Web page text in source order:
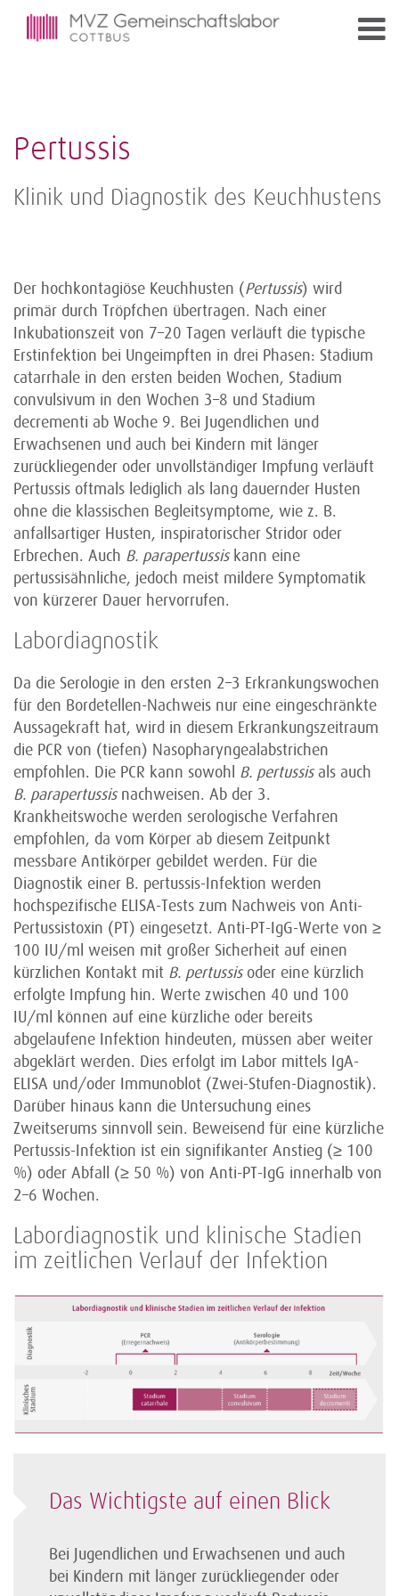
Pertussis
Klinik und Diagnostik des Keuchhustens
Der hochkontagiöse Keuchhusten (Pertussis) wird
primär durch Tröpfchen übertragen. Nach einer
Inkubationszeit von 7–20 Tagen verläuft die typische
Erstinfektion bei Ungeimpften in drei Phasen: Stadium
catarrhale in den ersten beiden Wochen, Stadium
convulsivum in den Wochen 3–8 und Stadium
decrementi ab Woche 9. Bei Jugendlichen und
Erwachsenen und auch bei Kindern mit länger
zurückliegender oder unvollständiger Impfung verläuft
Pertussis oftmals lediglich als lang dauernder Husten
ohne die klassischen Begleitsymptome, wie z. B.
anfallsartiger Husten, inspiratorischer Stridor oder
Erbrechen. Auch B. parapertussiskann eine
pertussisähnliche, jedoch meist mildere Symptomatik
von kürzerer Dauer hervorrufen.
Labordiagnostik
Da die Serologie in den ersten 2–3 Erkrankungswochen
für den Bordetellen-Nachweis nur eine eingeschränkte
Aussagekraft hat, wird in diesem Erkrankungszeitraum
die PCR von (tiefen) Nasopharyngealabstrichen
empfohlen. Die PCR kann sowohl B. pertussisals auch
B. parapertussisnachweisen. Ab der 3.
Krankheitswoche werden serologische Verfahren
empfohlen, da vom Körper ab diesem Zeitpunkt
messbare Antikörper gebildet werden. Für die
Diagnostik einer B. pertussis-Infektion werden
hochspezifische ELISA-Tests zum Nachweis von Anti-
Pertussistoxin (PT) eingesetzt. Anti-PT-IgG-Werte von ≥
100 IU/ml weisen mit großer Sicherheit auf einen
kürzlichen Kontakt mit B. pertussisoder eine kürzlich
erfolgte Impfung hin. Werte zwischen 40 und 100
IU/ml können auf eine kürzliche oder bereits
abgelaufene Infektion hindeuten, müssen aber weiter
abgeklärt werden. Dies erfolgt im Labor mittels IgA-
ELISA und/oder Immunoblot (Zwei-Stufen-Diagnostik).
Darüber hinaus kann die Untersuchung eines
Zweitserums sinnvoll sein. Beweisend für eine kürzliche
Pertussis-Infektion ist ein signifikanter Anstieg (≥ 100
%) oder Abfall (≥ 50 %) von Anti-PT-IgG innerhalb von
2–6 Wochen.
Labordiagnostik und klinische Stadien
im zeitlichen Verlauf der Infektion
Das Wichtigste auf einen Blick
Bei Jugendlichen und Erwachsenen und auch
bei Kindern mit länger zurückliegender oder